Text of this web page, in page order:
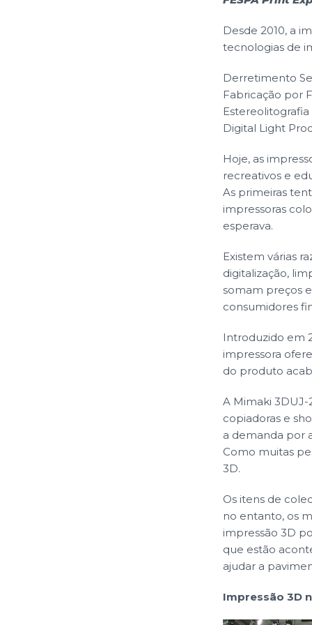
Desde 2010, a
tecnologias de
Derretimento
Fabricação por
Estereolitografia
Digital Light
Hoje, as
recreativos e
As primeiras
impressoras
esperava.
Existem várias
digitalização,
somam preços
consumidores
Introduzido em
impressora
do produto
A Mimaki
copiadoras e
a demanda por
Como muitas
3D.
Os itens de
no entanto, os
impressão 3D
que estão
ajudar a
Impressão 3D